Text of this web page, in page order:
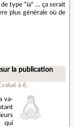
de type "ia" … ça serait
plus générale où de
la publication
à6.
va-
qui